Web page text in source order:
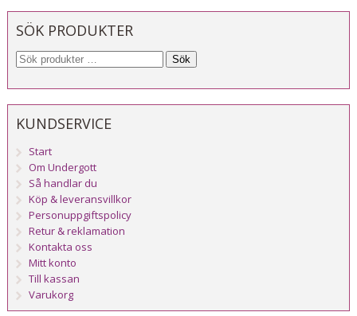
SÖK PRODUKTER
Sök
KUNDSERVICE
Start
Om Undergott
Så handlar du
Köp & leveransvillkor
Personuppgiftspolicy
Retur & reklamation
Kontakta oss
Mitt konto
Till kassan
Varukorg